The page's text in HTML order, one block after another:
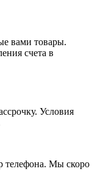
вами товары.
счета в
Условия
телефона. Мы скоро